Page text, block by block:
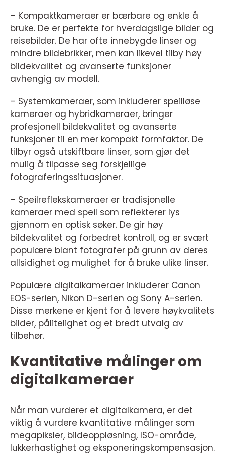
– Kompaktkameraer er bærbare og enkle å
bruke. De er perfekte for hverdagslige bilder og
reisebilder. De har ofte innebygde linser og
mindre bildebrikker, men kan likevel tilby høy
bildekvalitet og avanserte funksjoner
avhengig av modell.
– Systemkameraer, som inkluderer speilløse
kameraer og hybridkameraer, bringer
profesjonell bildekvalitet og avanserte
funksjoner til en mer kompakt formfaktor. De
tilbyr også utskiftbare linser, som gjør det
mulig å tilpasse seg forskjellige
fotograferingssituasjoner.
– Speilreflekskameraer er tradisjonelle
kameraer med speil som reflekterer lys
gjennom en optisk søker. De gir høy
bildekvalitet og forbedret kontroll, og er svært
populære blant fotografer på grunn av deres
allsidighet og mulighet for å bruke ulike linser.
Populære digitalkameraer inkluderer Canon
EOS-serien, Nikon D-serien og Sony A-serien.
Disse merkene er kjent for å levere høykvalitets
bilder, pålitelighet og et bredt utvalg av
tilbehør.
Kvantitative målinger om
digitalkameraer
Når man vurderer et digitalkamera, er det
viktig å vurdere kvantitative målinger som
megapiksler, bildeoppløsning, ISO-område,
lukkerhastighet og eksponeringskompensasjon.